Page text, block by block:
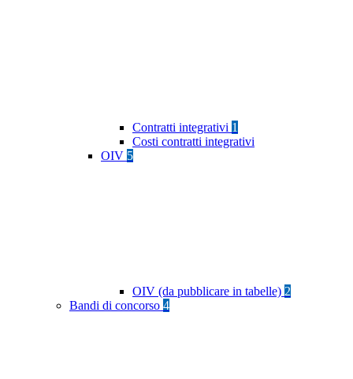
Contratti integrativi 1
Costi contratti integrativi
OIV 5
OIV (da pubblicare in tabelle) 2
Bandi di concorso 4